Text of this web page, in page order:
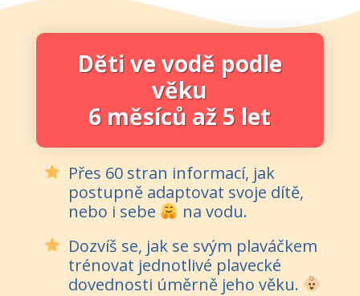
Děti ve vodě podle
věku
6 měsíců až 5 let
Přes 60 stran informací, jak
postupně adaptovat svoje dítě,
nebo i sebe
na vodu.
Dozvíš se, jak se svým plaváčkem
trénovat jednotlivé plavecké
dovednosti úměrně jeho věku.